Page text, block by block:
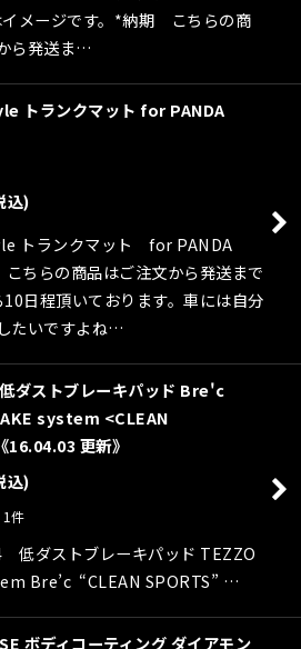
メージです。*納期 こちらの商
ら発送ま…
トランクマット for PANDA
込)
トランクマット for PANDA
ちらの商品はご注文から発送まで
日程頂いております。車には自分
たいですよね…
ダストブレーキパッド Bre'c
system <CLEAN
更新》
込)
1件
ダストブレーキパッド TEZZO
Bre’c “CLEAN SPORTS” …
ボディコーティング ダイアモン